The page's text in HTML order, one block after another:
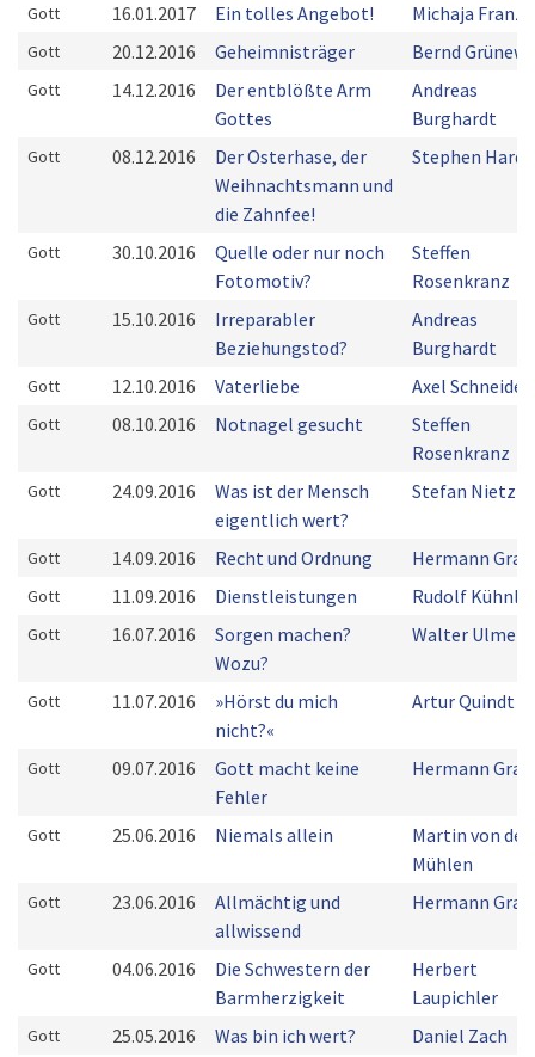
Gott 16.01.2017 Ein tolles Angebot! Michaja Franz
Gott 20.12.2016 Geheimnisträger Bernd
Gott 14.12.2016
Der entblößte Arm
Gottes
Andreas
Burghardt
Gott 08.12.2016
Der Osterhase, der
Weihnachtsmann und
die Zahnfee!
Stephen
Gott 30.10.2016
Quelle oder nur noch
Fotomotiv?
Steffen
Rosenkranz
Gott 15.10.2016
Irreparabler
Beziehungstod?
Andreas
Burghardt
Gott 12.10.2016 Vaterliebe Axel Schneider
Gott 08.10.2016 Notnagel gesucht
Steffen
Rosenkranz
Gott 24.09.2016
Was ist der Mensch
eigentlich wert?
Stefan Nietzke
Gott 14.09.2016 Recht und Ordnung Hermann
Gott 11.09.2016 Dienstleistungen Rudolf
Gott 16.07.2016
Sorgen machen?
Wozu?
Walter Ulmer
Gott 11.07.2016
»Hörst du mich
nicht?«
Artur Quindt
Gott 09.07.2016
Gott macht keine
Fehler
Hermann
Gott 25.06.2016 Niemals allein
Martin von der
Mühlen
Gott 23.06.2016
Allmächtig und
allwissend
Hermann
Gott 04.06.2016
Die Schwestern der
Barmherzigkeit
Herbert
Laupichler
Gott 25.05.2016 Was bin ich wert? Daniel Zach